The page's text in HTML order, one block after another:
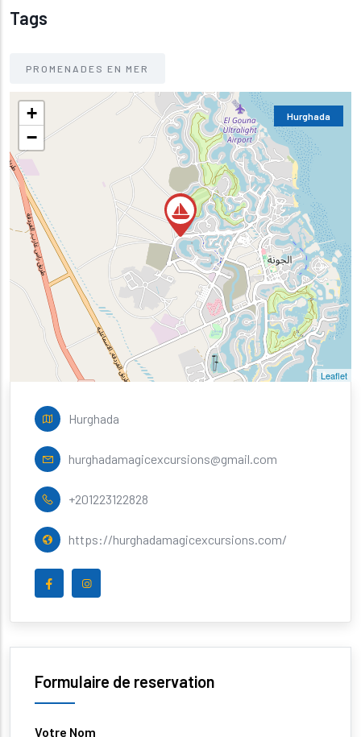
Tags
PROMENADES EN MER
Hurghada
+
−
Leaflet
Hurghada
hurghadamagicexcursions@gmail.com
+201223122828
https://hurghadamagicexcursions.com/
Formulaire de reservation
Votre Nom